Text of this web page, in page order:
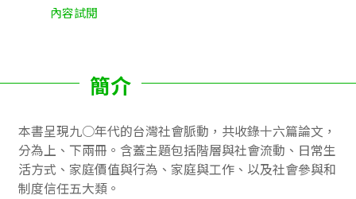
內容試閱
簡介
本書呈現九○年代的台灣社會脈動，共收錄十六篇論文，
分為上、下兩冊。含蓋主題包括階層與社會流動、日常生
活方式、家庭價值與行為、家庭與工作、以及社會參與和
制度信任五大類。